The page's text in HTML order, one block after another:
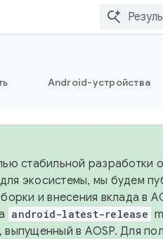
Android-устройства
стабильной разработки
экосистемы, мы будем
и внесения вклада в
android-latest-release
в AOSP. Для